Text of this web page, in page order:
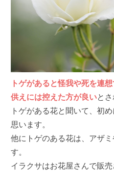
トゲがあると怪我や死を連
供えには控えた方が良いとさ
トゲがある花と聞いて、初
思います。
他にトゲのある花は、アザ
す。
イラクサはお花屋さんで販